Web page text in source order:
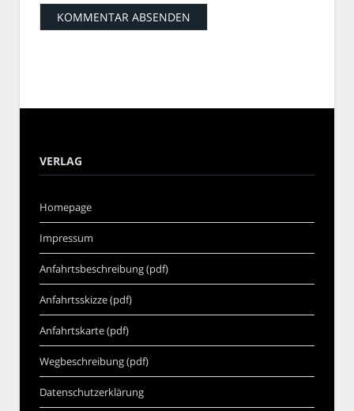
VERLAG
Homepage
Impressum
Anfahrtsbeschreibung (pdf)
Anfahrtsskizze (pdf)
Anfahrtskarte (pdf)
Wegbeschreibung (pdf)
Datenschutzerklärung